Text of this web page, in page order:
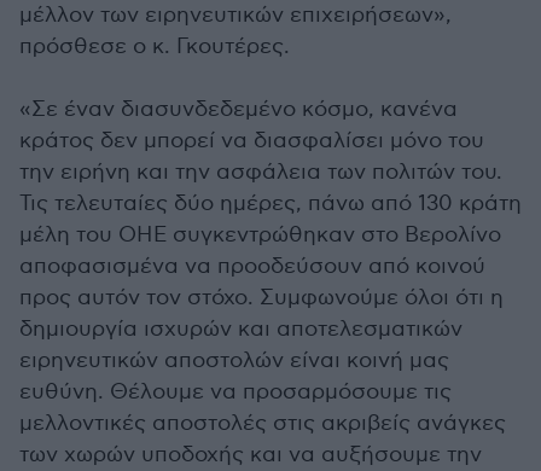
μέλλον των ειρηνευτικών επιχειρήσεων»,
πρόσθεσε ο κ. Γκουτέρες.
«Σε έναν διασυνδεδεμένο κόσμο, κανένα
κράτος δεν μπορεί να διασφαλίσει μόνο του
την ειρήνη και την ασφάλεια των πολιτών του.
Τις τελευταίες δύο ημέρες, πάνω από 130 κράτη
μέλη του ΟΗΕ συγκεντρώθηκαν στο Βερολίνο
αποφασισμένα να προοδεύσουν από κοινού
προς αυτόν τον στόχο. Συμφωνούμε όλοι ότι η
δημιουργία ισχυρών και αποτελεσματικών
ειρηνευτικών αποστολών είναι κοινή μας
ευθύνη. Θέλουμε να προσαρμόσουμε τις
μελλοντικές αποστολές στις ακριβείς ανάγκες
των χωρών υποδοχής και να αυξήσουμε την